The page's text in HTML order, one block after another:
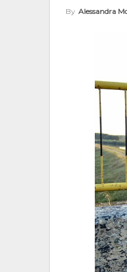
By Alessandra